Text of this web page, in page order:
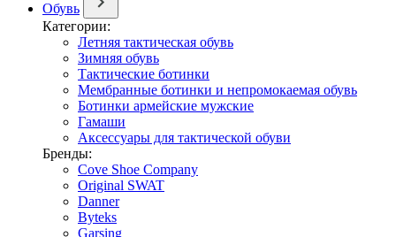
Обувь
Категории:
Летняя тактическая обувь
Зимняя обувь
Тактические ботинки
Мембранные ботинки и непромокаемая обувь
Ботинки армейские мужские
Гамаши
Аксессуары для тактической обуви
Бренды:
Cove Shoe Company
Original SWAT
Danner
Byteks
Garsing